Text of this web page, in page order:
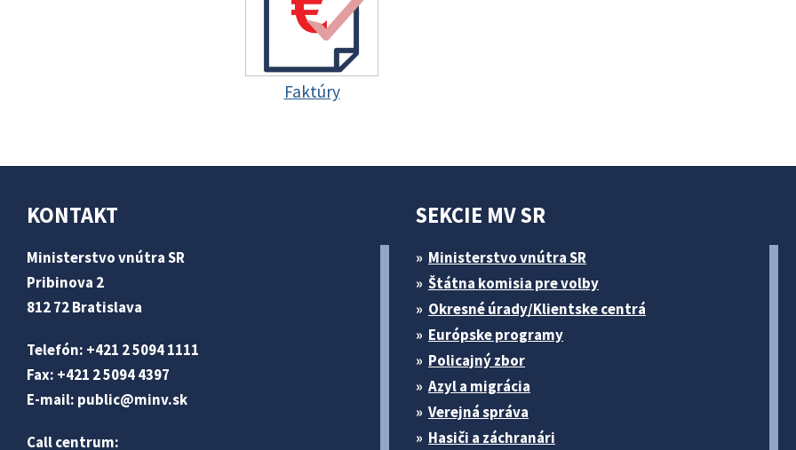
Faktúry
KONTAKT
Ministerstvo vnútra SR
Pribinova 2
812 72 Bratislava
Telefón: +421 2 5094 1111
Fax: +421 2 5094 4397
E-mail: public@minv.sk
Call centrum:
SEKCIE MV SR
Ministerstvo vnútra SR
Štátna komisia pre volby
Okresné úrady/Klientske centrá
Európske programy
Policajný zbor
Azyl a migrácia
Verejná správa
Hasiči a záchranári